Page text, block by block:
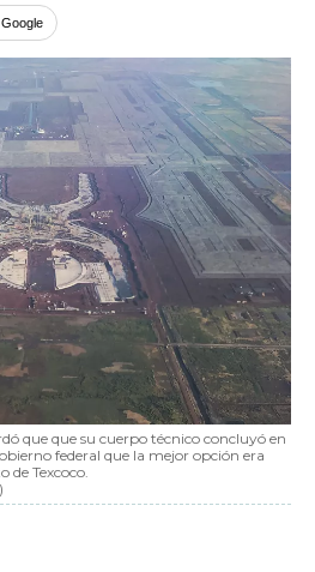
que que su cuerpo técnico concluyó en
federal que la mejor opción era
de Texcoco.